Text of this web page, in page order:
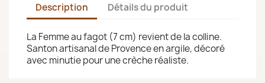
Description Détails du produit
La Femme au fagot (7 cm) revient de la colline.
Santon artisanal de Provence en argile, décoré
avec minutie pour une crèche réaliste.